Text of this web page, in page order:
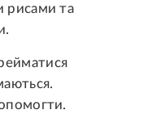
рисами та